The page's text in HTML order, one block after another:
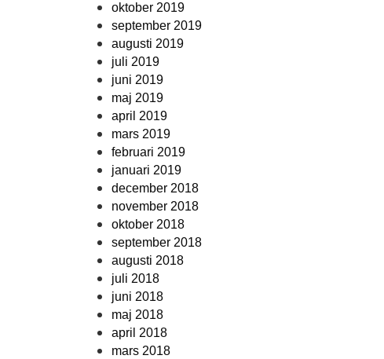
oktober 2019
september 2019
augusti 2019
juli 2019
juni 2019
maj 2019
april 2019
mars 2019
februari 2019
januari 2019
december 2018
november 2018
oktober 2018
september 2018
augusti 2018
juli 2018
juni 2018
maj 2018
april 2018
mars 2018